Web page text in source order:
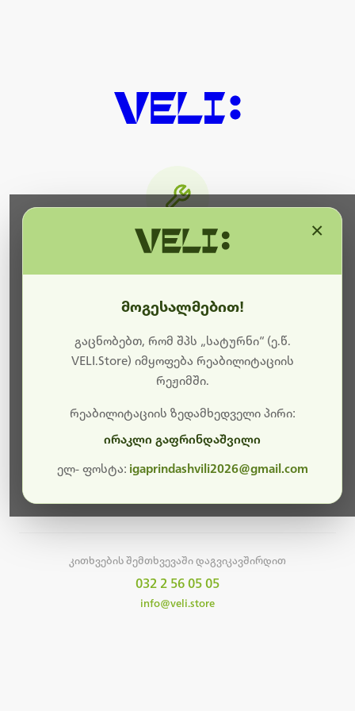
ბოდიშს გიხდით შეფერხებისთვის. ამჟამად
მიმდინარეობს საიტის განახლება და ტექნიკური
სამუშაოები.
მალე ისევ ხელმისაწვდომი იქნება. გმადლობთ
კითხვების შემთხვევაში დაგვიკავშირდით
032 2 56 05 05
info@veli.store
მოგესალმებით!
გაცნობებთ, რომ შპს „სატურნი“ (ე.წ.
VELI.Store) იმყოფება რეაბილიტაციის
რეჟიმში.
რეაბილიტაციის ზედამხედველი პირი:
ირაკლი გაფრინდაშვილი
ელ- ფოსტა: igaprindashvili2026@gmail.com
×